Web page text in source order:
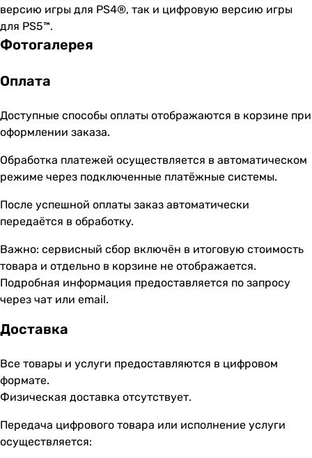
версию игры для PS4®, так и цифровую версию игры
для PS5™.
Фотогалерея
Оплата
Доступные способы оплаты отображаются в корзине при
оформлении заказа.
Обработка платежей осуществляется в автоматическом
режиме через подключенные платёжные системы.
После успешной оплаты заказ автоматически
передаётся в обработку.
Важно: сервисный сбор включён в итоговую стоимость
товара и отдельно в корзине не отображается.
Подробная информация предоставляется по запросу
через чат или email.
Доставка
Все товары и услуги предоставляются в цифровом
формате.
Физическая доставка отсутствует.
Передача цифрового товара или исполнение услуги
осуществляется: